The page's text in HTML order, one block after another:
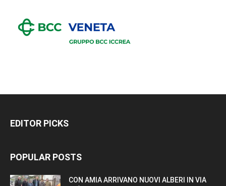
EDITOR PICKS
POPULAR POSTS
CON AMIA ARRIVANO NUOVI ALBERI IN VIA